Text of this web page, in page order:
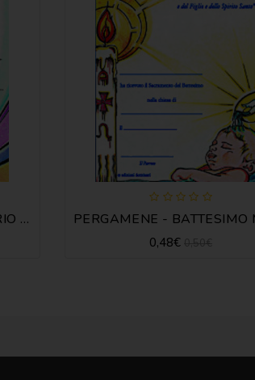
PERGAMENE - ANNIVERSARIO MATRIM. MOD. B
0,48€